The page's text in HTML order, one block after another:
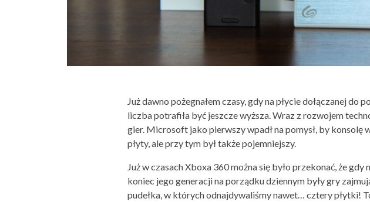
Już dawno pożegnałem czasy, gdy na płycie dołączanej do
liczba potrafiła być jeszcze wyższa. Wraz z rozwojem
gier. Microsoft jako pierwszy wpadł na pomysł, by
płyty, ale przy tym był także pojemniejszy.
Już w czasach Xboxa 360 można się było przekonać, że
koniec jego generacji na porządku dziennym były gry
pudełka, w których odnajdywaliśmy nawet… cztery płytki!